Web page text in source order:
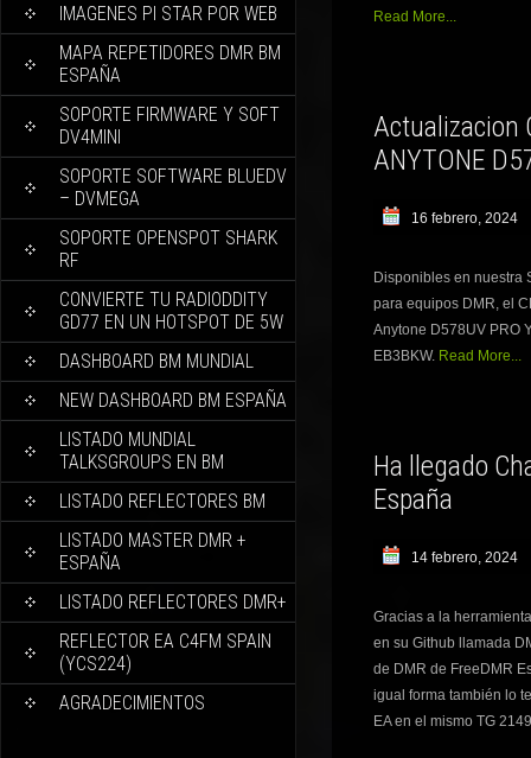
IMAGENES PI STAR POR WEB
MAPA REPETIDORES DMR BM
ESPAÑA
SOPORTE FIRMWARE Y SOFT
DV4MINI
SOPORTE SOFTWARE BLUEDV
– DVMEGA
SOPORTE OPENSPOT SHARK
RF
CONVIERTE TU RADIODDITY
GD77 EN UN HOTSPOT DE 5W
DASHBOARD BM MUNDIAL
NEW DASHBOARD BM ESPAÑA
LISTADO MUNDIAL
TALKSGROUPS EN BM
LISTADO REFLECTORES BM
LISTADO MASTER DMR +
ESPAÑA
LISTADO REFLECTORES DMR+
REFLECTOR EA C4FM SPAIN
(YCS224)
AGRADECIMIENTOS
Read More...
Actualizacion
ANYTONE
16 febrero, 2024
Disponibles en nuestra
para equipos DMR, el
Anytone D578UV PRO
EB3BKW. Read More...
Ha llegado
España
14 febrero, 2024
Gracias a la
en su Github llamada
de DMR de FreeDMR
igual forma también lo
EA en el mismo TG